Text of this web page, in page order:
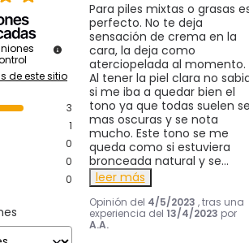
de este sitio
3
1
0
0
0
Para piles mixtas o grasas
perfecto. No te deja
sensación de crema en la
cara, la deja como
aterciopelada al momento.
Al tener la piel clara no
si me iba a quedar bien el
tono ya que todas suelen
mas oscuras y se nota
mucho. Este tono se me
queda como si estuviera
bronceada natural y se...
leer más
Opinión del 4/5/2023 , tras una
experiencia del 13/4/2023 por
A.A.